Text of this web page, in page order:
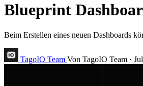
Blueprint
Beim Erstellen eines neuen Dashboards
TagoIO Team Von TagoIO Team ·